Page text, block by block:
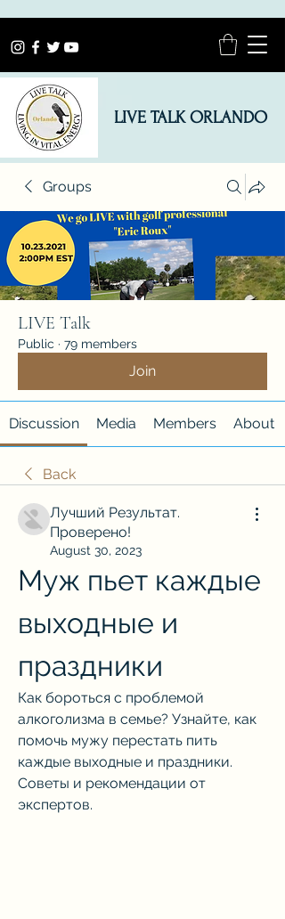
LIVE TALK ORLANDO
Groups
LIVE Talk
Public · 79 members
Join
Discussion Media Members About
Back
Лучший Результат.
Проверено!
August 30, 2023
Муж пьет каждые
выходные и
праздники
Как бороться с проблемой
алкоголизма в семье? Узнайте, как
помочь мужу перестать пить
каждые выходные и праздники.
Советы и рекомендации от
экспертов.